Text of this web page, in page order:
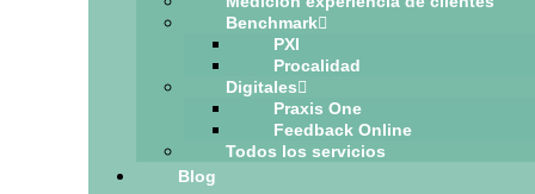
Benchmark
PXI
Procalidad
Digitales
Praxis One
Feedback Online
Todos los servicios
Blog